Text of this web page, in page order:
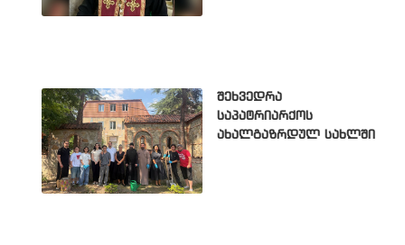
შეხვედრა
საპატრიარქოს
ახალგაზრდულ სახლში